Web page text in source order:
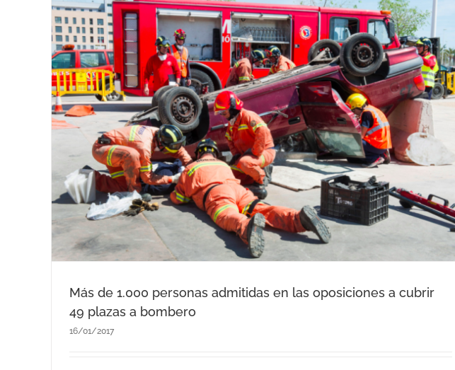
Más de 1.000 personas admitidas en las oposiciones a cubrir
49 plazas a bombero
16/01/2017